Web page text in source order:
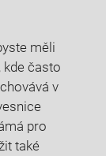
měli
kde často
v
pro
také